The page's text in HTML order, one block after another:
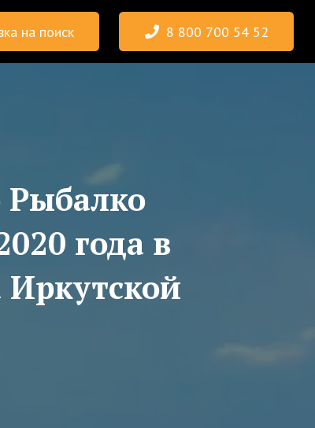
на поиск 8 800 700 54 52
Рыбалко
года в
Иркутской